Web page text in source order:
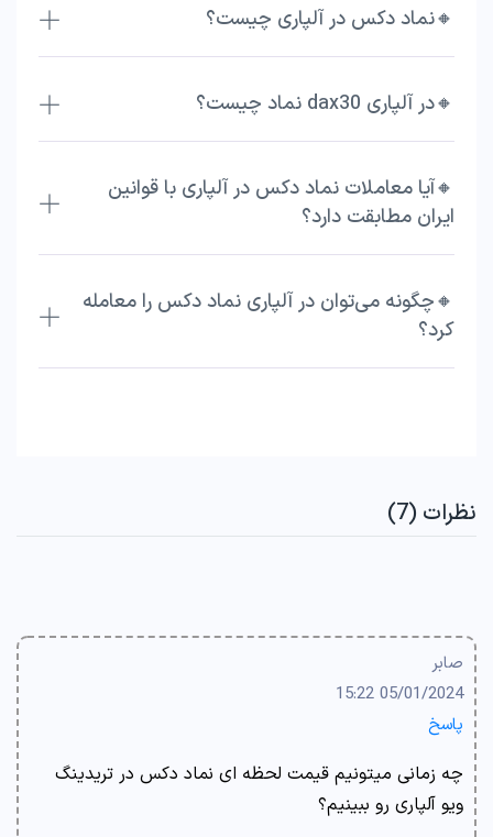
🔸نماد دکس در آلپاری چیست؟
🔸در آلپاری dax30 نماد چیست؟
🔸آیا معاملات نماد دکس در آلپاری با قوانین
ایران مطابقت دارد؟
🔸چگونه می‌توان در آلپاری نماد دکس را معامله
کرد؟
نظرات (7)
صابر
05/01/2024 15:22
پاسخ
چه زمانی میتونیم قیمت لحظه ای نماد دکس در تریدینگ
ویو آلپاری رو ببینیم؟